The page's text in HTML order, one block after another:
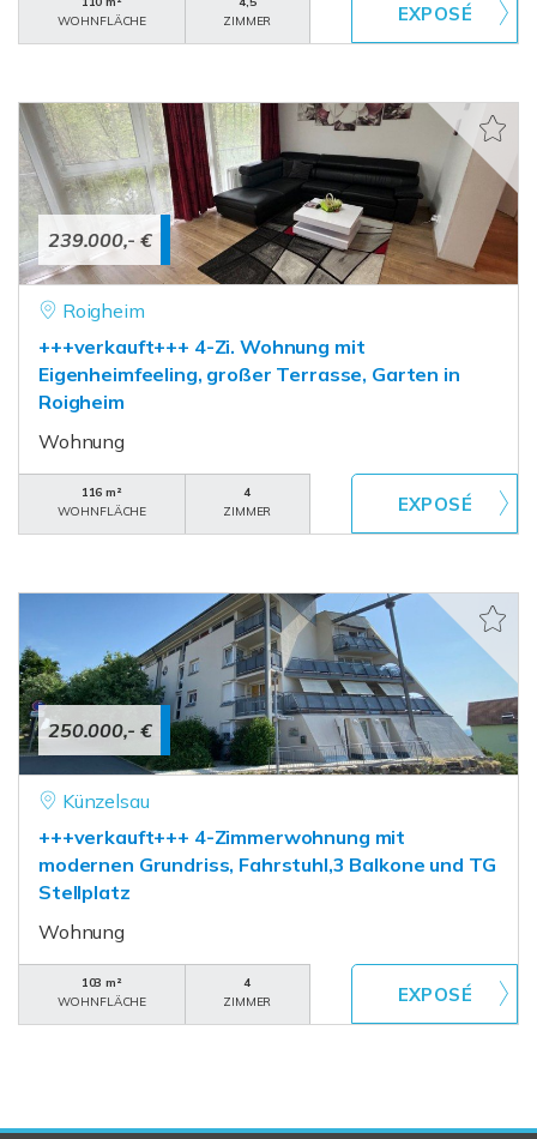
WOHNFLÄCHE
ZIMMER
239.000,- €
Roigheim
+++verkauft+++ 4-Zi. Wohnung mit
Eigenheimfeeling, großer Terrasse, Garten in
Roigheim
Wohnung
116 m²
WOHNFLÄCHE
4
ZIMMER
250.000,- €
Künzelsau
+++verkauft+++ 4-Zimmerwohnung mit
modernen Grundriss, Fahrstuhl,3 Balkone und TG
Stellplatz
Wohnung
103 m²
WOHNFLÄCHE
4
ZIMMER